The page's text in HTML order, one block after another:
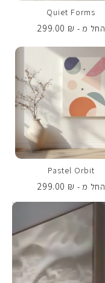
Quiet Forms
החל מ -
299.00 ₪
Pastel Orbit
החל מ -
299.00 ₪